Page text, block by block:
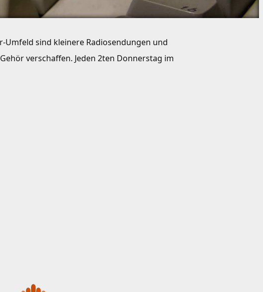
Umfeld sind kleinere Radiosendungen und
verschaffen. Jeden 2ten Donnerstag im